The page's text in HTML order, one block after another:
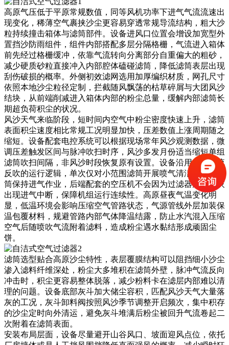
高原气压低于平原常规数值，同等风机功率下进气气流流速出
现变化，稀薄空气裹挟沙尘更容易穿透常规导流结构，粗大沙
粒持续撞击箱体与滤筒部件。设备进风口位置会增设加宽型外
置挡沙防雨组件，组件内部搭配多层分隔格栅，气流进入箱体
前先经过格栅缓冲，依靠气流转向分离部分自重偏大的粗砂，
减少硬质砂粒直接冲入内部腔体磕碰滤筒，降低滤筒表层出现
刮伤破损的概率。外侧初效滤网选用加厚编织材质，网孔尺寸
依照本地沙尘粒径定制，拦截随风飘荡的枯草碎屑与大团风沙
结块，从前端削减进入箱体内部的粉尘总量，缓解内部滤筒长
期超负荷积尘的状况。
风沙天气来临阶段，短时间内空气中粉尘密度快速上升，滤筒
表面积尘速度相比常规工况明显加快，压差数值上涨周期随之
缩短。设备配套电控系统可以根据现场常年风沙观测数据，微
调压差触发区间与脉冲吹扫时序，风沙多发月份适当缩短单组
滤筒吹扫间隔，非风沙时段恢复原有设置。设备沿用分组轮流
反吹的运行逻辑，单次仅对小范围滤筒开展喷气清洁，剩余滤
筒保持进气作业，后端配套的空压机不会因为过滤器短时清灰
出现进气中断，保障机组运行连续性。高原昼夜气温变化明
显，低温环境会影响压缩空气管路状态，气源管线外层加装保
温包覆材料，规避管路内部气体降温结露，防止水汽混入压缩
空气后随喷吹气流附着滤料，造成粉尘遇水黏结形成顽固尘
饼。
滤筒选型贴合高原沙尘特性，表层覆膜结构可以阻挡细小沙尘
渗入滤料纤维深处，粉尘大多堆积在滤筒外壁，脉冲气流反向
冲击时，积尘更容易整体脱落，减少粉料卡在滤层内部难以清
理的问题。设备底部灰斗加大储尘容积，匹配风沙天气大量落
灰的工况，灰斗卸料阀按照风沙季节调整开启频次，集中积存
的沙尘定时向外清运，避免灰斗堆满后粉尘被回升气流卷起二
次附着在滤筒表面。
安装布局层面，设备尽量避开山谷风口、坡面迎风点位，依托